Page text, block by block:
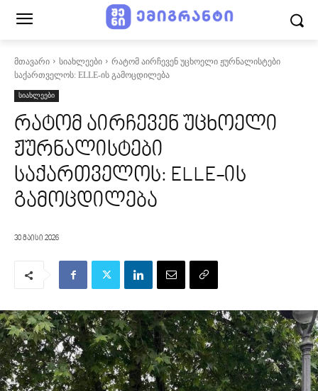
მთავარი სიახლეები
რატომ აირჩევენ უცხოელი ჟურნალისტები
საქართველოს: ELLE-ის გამოცდილება
სიახლეები
რატომ აირჩევენ უცხოელი
ჟურნალისტები
საქართველოს: ELLE-ის
გამოცდილება
30 მაისი 2026